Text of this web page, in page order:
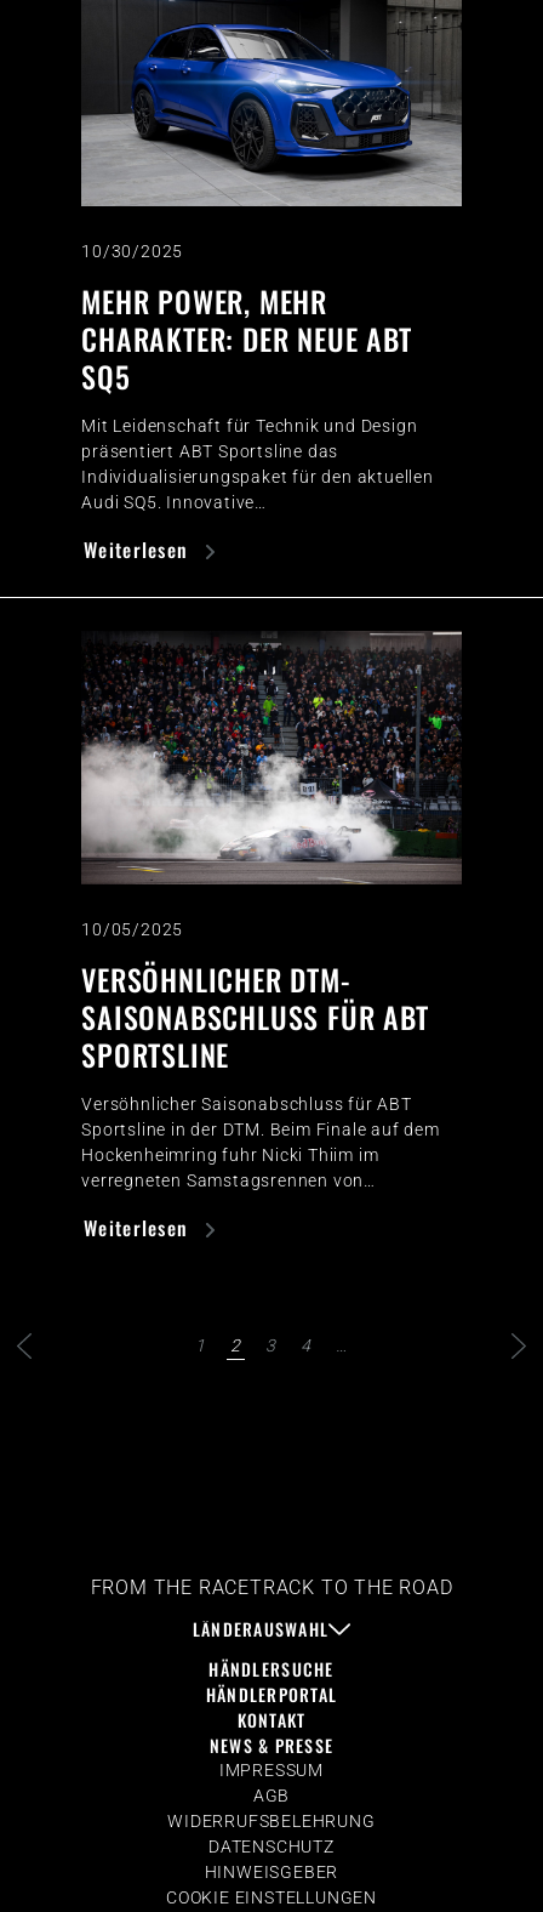
10/30/2025
MEHR POWER, MEHR
CHARAKTER: DER NEUE ABT
SQ5
Mit Leidenschaft für Technik und Design
präsentiert ABT Sportsline das
Individualisierungspaket für den aktuellen
Audi SQ5. Innovative…
Weiterlesen
10/05/2025
VERSÖHNLICHER DTM-
SAISONABSCHLUSS FÜR ABT
SPORTSLINE
Versöhnlicher Saisonabschluss für ABT
Sportsline in der DTM. Beim Finale auf dem
Hockenheimring fuhr Nicki Thiim im
verregneten Samstagsrennen von…
Weiterlesen
1 2 3 4
FROM THE RACETRACK TO THE ROAD
LÄNDERAUSWAHL
HÄNDLERSUCHE
HÄNDLERPORTAL
KONTAKT
NEWS & PRESSE
IMPRESSUM
AGB
WIDERRUFSBELEHRUNG
DATENSCHUTZ
HINWEISGEBER
COOKIE EINSTELLUNGEN